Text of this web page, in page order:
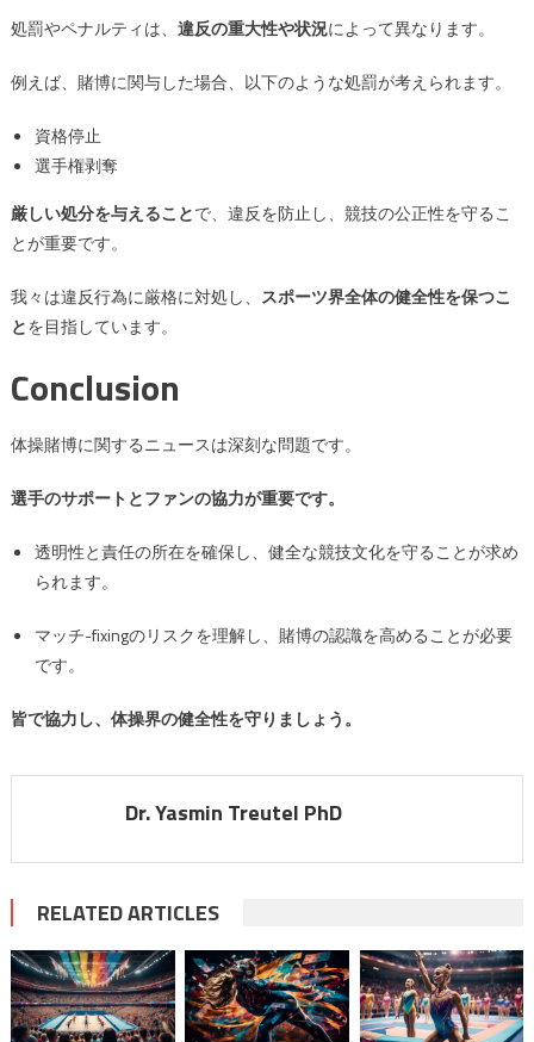
処罰やペナルティは、 違反の重大性や状況によって異なります。
例えば、賭博に関与した場合、以下のような処罰が考えられます。
資格停止
選手権剥奪
厳しい処分を与えることで、違反を防止し、競技の公正性を守るこ
とが重要です。
我々は違反行為に厳格に対処し、 スポーツ界全体の健全性を保つこ
とを目指しています。
Conclusion
体操賭博に関するニュースは深刻な問題です。
選手のサポートとファンの協力が重要です。
透明性と責任の所在を確保し、健全な競技文化を守ることが求め
られます。
マッチ-fixingのリスクを理解し、賭博の認識を高めることが必要
です。
皆で協力し、体操界の健全性を守りましょう。
Dr. Yasmin Treutel PhD
RELATED ARTICLES